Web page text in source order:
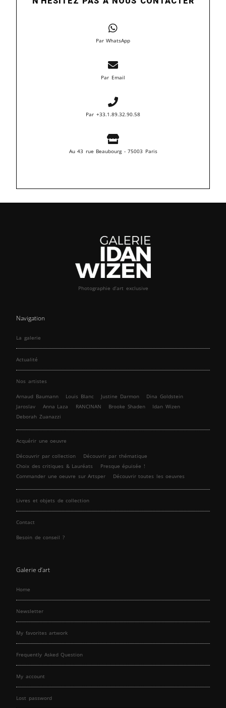
Par WhatsApp
Par Email
Par +33.1.89.32.90.58
Au 43 rue Beaubourg - 75003 Paris
Photographie d’art exclusive
Navigation
La galerie
Actualité
Nos artistes
Arnaud Baumann Louis Blanc Justine Darmon
Dina Goldstein
Jaroslav
Anna Laza RANCINAN Brooke Shaden
Idan Wizen
Deborah Zuanazzi
Acquérir une oeuvre
Découvrir par collection
Découvrir par thématique
Choix des critiques & Lauréats
Presque épuisée !
Commander une oeuvre sur Artsper
Découvrir toutes les oeuvres
Livres et objets de collection
Contact
Besoin de conseil ?
Galerie d’art
Home
Newsletter
My favorites artwork
Frequently Asked Question
My account
Lost password